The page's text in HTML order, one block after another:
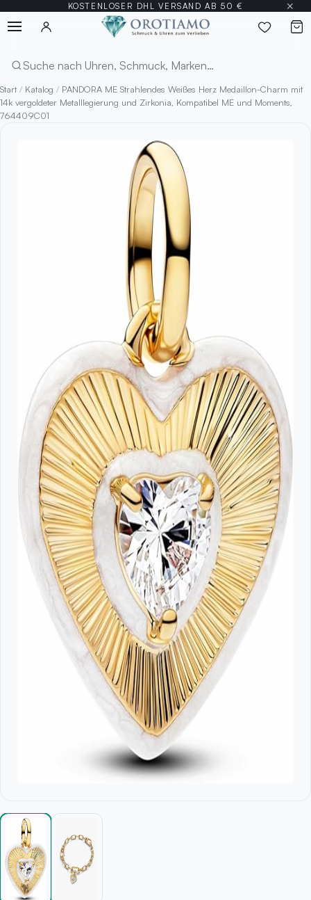
KOSTENLOSER DHL VERSAND AB 50 € ×
Suchen
Start / Katalog / PANDORA ME Strahlendes Weißes Herz Medaillon-Charm mit
14k vergoldeter Metalllegierung und Zirkonia, Kompatibel ME und Moments,
764409C01